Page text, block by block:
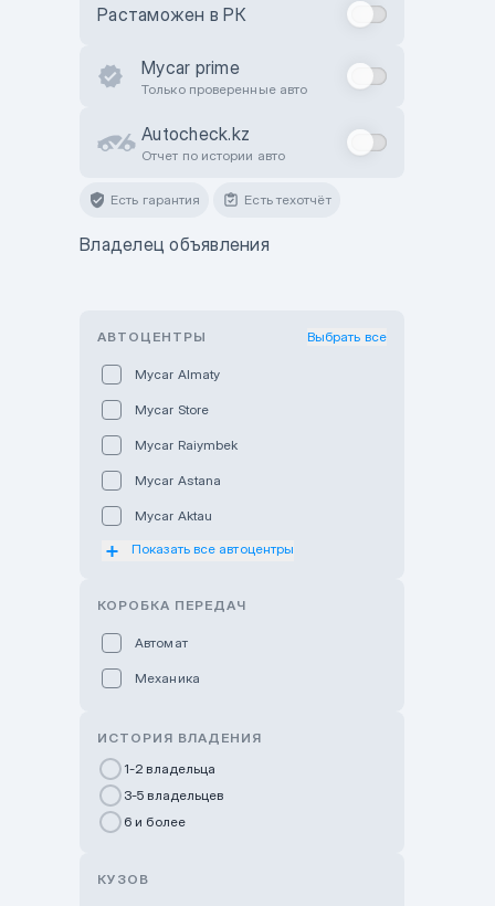
Растаможен в РК
Mycar prime
Только проверенные авто
Autocheck.kz
Отчет по истории авто
Есть гарантия Есть техотчёт
Владелец объявления
АВТОЦЕНТРЫ Выбрать все
Mycar Almaty
Mycar Store
Mycar Raiymbek
Mycar Astana
Mycar Aktau
Mycar Uralsk
GWM Nurly Zhol
Chery Astana
Показать все автоцентры
КОРОБКА ПЕРЕДАЧ
Автомат
Механика
ИСТОРИЯ ВЛАДЕНИЯ
1-2 владельца
3-5 владельцев
6 и более
КУЗОВ